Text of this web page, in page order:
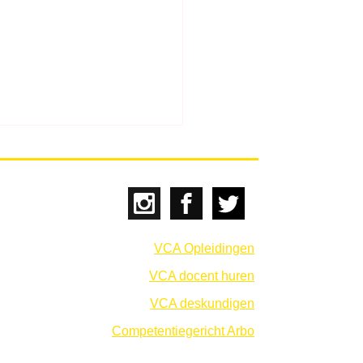
1 juli 2026
gedragscode
vormt een belangrijke
VCA Opleidingen
VCA docent huren
VCA deskundigen
Competentiegericht Arbo